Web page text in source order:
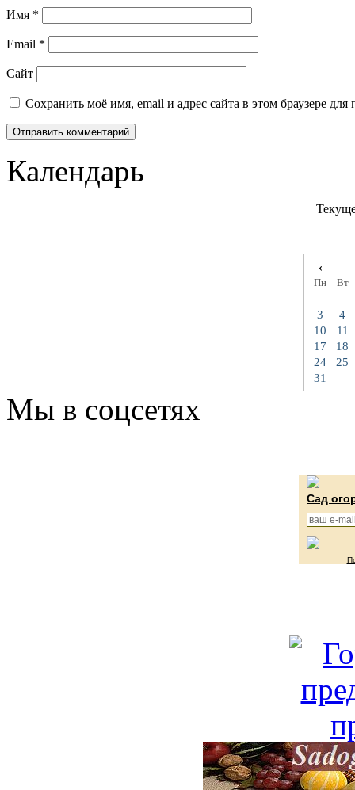
Имя *
Email *
Сайт
Сохранить моё имя, email и адрес сайта в этом браузере
Календарь
‹
Пн Вт
3
4
10
11
17
18
24
25
31
Мы в соцсетях
Сад